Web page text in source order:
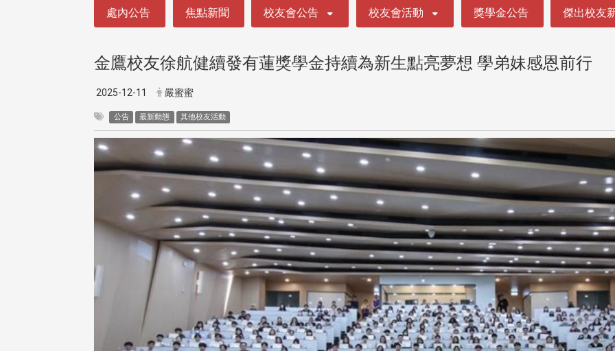
處內公告 焦點新聞 校友會公告 校友會活動 獎學金公告 傑出校友
金鷹校友徐航健續發有蓮獎學金持續為新生點亮夢想 學弟妹感恩前行
2025-12-11 嚴蜜蜜
公告 最新動態 其他校友活動